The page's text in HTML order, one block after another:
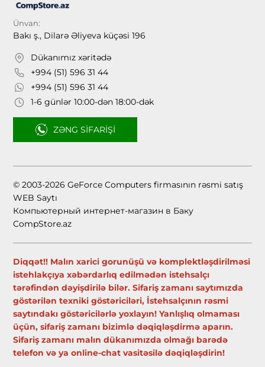
Ünvan:
Bakı ş., Dilarə Əliyeva küçəsi 196
Dükanımız xəritədə
+994 (51) 596 31 44
+994 (51) 596 31 44
1-6 günlər 10:00-dən 18:00-dək
ZƏNG SIFARIŞI
© 2003-2026 GeForce Computers firmasının rəsmi satış
WEB Saytı
Компьютерный интернет-магазин в Баку
CompStore.az
Diqqət!! Malın xarici gorunüşü və komplektləşdirilməsi
istehlakçıya xəbərdarlıq edilmədən istehsalçı
tərəfindən dəyişdirilə bilər. Sifariş zamanı saytımızda
göstərilən texniki göstəriciləri, İstehsalçının rəsmi
saytındakı göstəricilərlə yoxlayın! Yanlışlıq olmaması
üçün, sifariş zamanı bizimlə dəqiqləşdirmə aparın.
Sifariş zamanı malın dükanımızda olmağı barədə
telefon və ya online-chat vasitəsilə dəqiqləşdirin!